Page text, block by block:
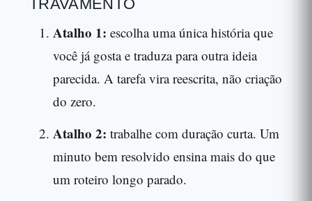
TRAVAMENTO
Atalho 1: escolha uma única história que
você já gosta e traduza para outra ideia
parecida. A tarefa vira reescrita, não criação
do zero.
Atalho 2: trabalhe com duração curta. Um
minuto bem resolvido ensina mais do que
um roteiro longo parado.